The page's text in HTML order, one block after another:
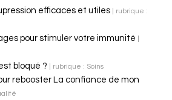
efficaces et utiles
| rubrique :
pour stimuler votre immunité
bloqué ? | rubrique : Soins
rebooster La confiance de mon